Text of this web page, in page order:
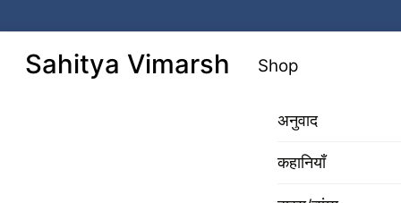
to
contentSahitya Vimarsh Shop
अनुवाद
कहानियाँ